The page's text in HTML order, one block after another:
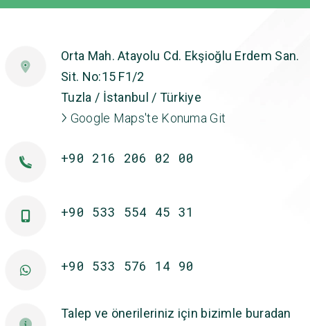
Orta Mah. Atayolu Cd. Ekşioğlu Erdem San.
Sit. No:15 F1/2
Tuzla / İstanbul / Türkiye
Google Maps'te Konuma Git
+90 216 206 02 00
+90 533 554 45 31
+90 533 576 14 90
Talep ve önerileriniz için bizimle buradan